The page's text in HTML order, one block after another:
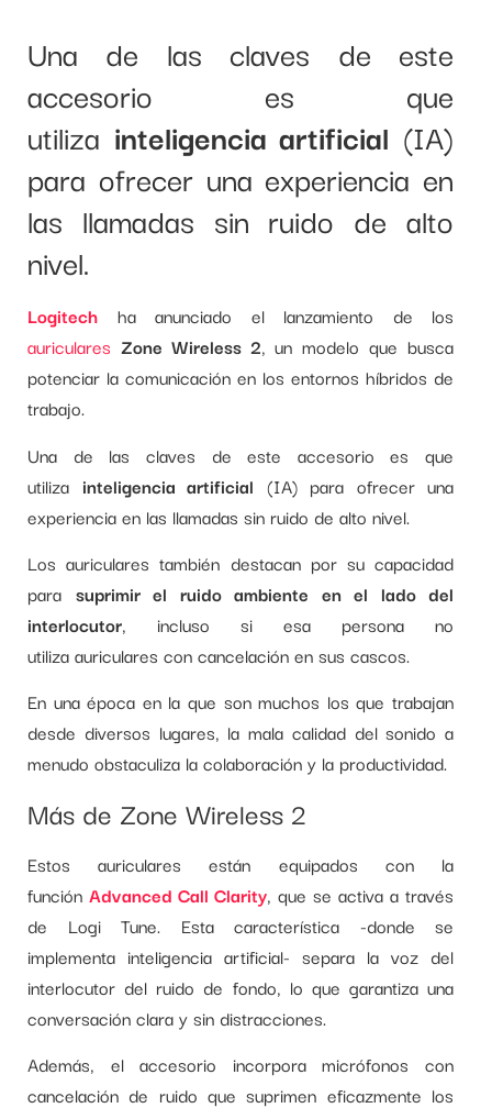
Una de las claves de este
accesorio es que
utiliza inteligencia artificial (IA)
para ofrecer una experiencia en
las llamadas sin ruido de alto
nivel.
Logitech ha anunciado el lanzamiento de los
auriculares Zone Wireless 2, un modelo que busca
potenciar la comunicación en los entornos híbridos de
trabajo.
Una de las claves de este accesorio es que
utiliza inteligencia artificial (IA) para ofrecer una
experiencia en las llamadas sin ruido de alto nivel.
Los auriculares también destacan por su capacidad
para suprimir el ruido ambiente en el lado del
interlocutor, incluso si esa persona no
utiliza auriculares con cancelación en sus cascos.
En una época en la que son muchos los que trabajan
desde diversos lugares, la mala calidad del sonido a
menudo obstaculiza la colaboración y la productividad.
Más de Zone Wireless 2
Estos auriculares están equipados con la
función Advanced Call Clarity, que se activa a través
de Logi Tune. Esta característica -donde se
implementa inteligencia artificial- separa la voz del
interlocutor del ruido de fondo, lo que garantiza una
conversación clara y sin distracciones.
Además, el accesorio incorpora micrófonos con
cancelación de ruido que suprimen eficazmente los